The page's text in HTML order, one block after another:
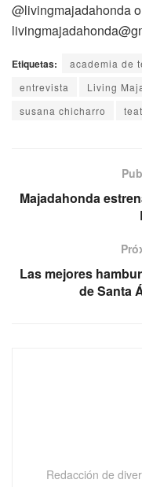
@livingmajadahonda
Etiquetas: academia de
entrevista
Living
susana chicharro
Majadahonda
Las mejores
de Santa
Redacción de